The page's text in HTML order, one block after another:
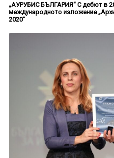
„АУРУБИС БЪЛГАРИЯ“ С дебют в
международното изложение
2020“